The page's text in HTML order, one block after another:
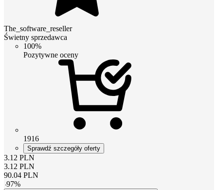
The_software_reseller
Świetny sprzedawca
100%
Pozytywne oceny
1916
Sprawdź szczegóły oferty
3.12 PLN
3.12 PLN
90.04 PLN
-97%